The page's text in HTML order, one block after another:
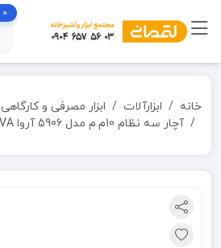
0
خانه ابزارآلات
ابزار مصرفی و کارگاهی
آچار سه نظام 10م.م مدل 5906 آروا ARVA